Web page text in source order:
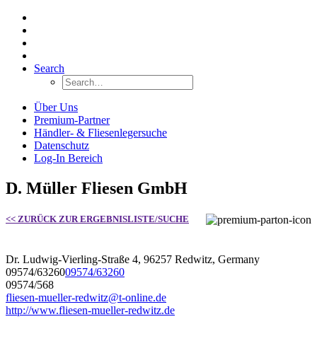
Search
Über Uns
Premium-Partner
Händler- & Fliesenlegersuche
Datenschutz
Log-In Bereich
D. Müller Fliesen GmbH
<< ZURÜCK ZUR ERGEBNISLISTE/SUCHE
Dr. Ludwig-Vierling-Straße 4, 96257 Redwitz, Germany
09574/6326009574/63260
09574/568
fliesen-mueller-redwitz@t-online.de
http://www.fliesen-mueller-redwitz.de